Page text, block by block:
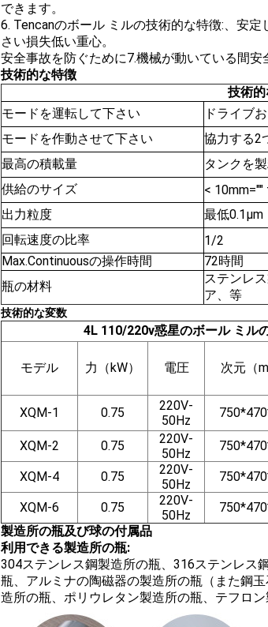
できます。
6. Tencanのボール ミルの技術的な特徴:、安
さい損失低い重心。
安全事故を防ぐために7.機械が動いている間
技術的な特徴
技術
モードを運転して下さい
ドライブ
モードを作動させて下さい
協力する2
最高の積載量
タンクを
供給のサイズ
<
出力粒度
最低0.1μm
回転速度の比率
1/2
Max.Continuousの操作時間
72時間
瓶の材料
ステンレ
ア、等
技術的な変数
4L 110/220v惑星のボール ミル
モデル 力（kW） 電圧 次元（
XQM-1
0.75
220V-
50Hz
XQM-2 0.75
220V-
50Hz
XQM-4 0.75
220V-
50Hz
XQM-6 0.75
220V-
50Hz
製造所の瓶及び球の付属品
利用できる製造所の瓶:
304ステンレス鋼製造所の瓶、316ステンレス
瓶、アルミナの陶磁器の製造所の瓶（また鋼
造所の瓶、ポリウレタン製造所の瓶、テフロン